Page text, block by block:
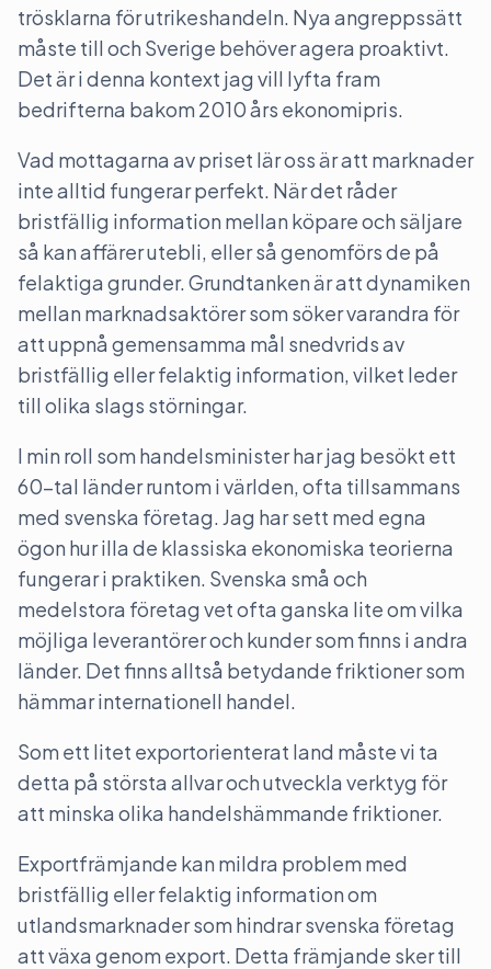
trösklarna för utrikeshandeln. Nya angreppssätt
måste till och Sverige behöver agera proaktivt.
Det är i denna kontext jag vill lyfta fram
bedrifterna bakom 2010 års ekonomipris.
Vad mottagarna av priset lär oss är att marknader
inte alltid fungerar perfekt. När det råder
bristfällig information mellan köpare och säljare
så kan affärer utebli, eller så genomförs de på
felaktiga grunder. Grundtanken är att dynamiken
mellan marknadsaktörer som söker varandra för
att uppnå gemensamma mål snedvrids av
bristfällig eller felaktig information, vilket leder
till olika slags störningar.
I min roll som handelsminister har jag besökt ett
60-tal länder runtom i världen, ofta tillsammans
med svenska företag. Jag har sett med egna
ögon hur illa de klassiska ekonomiska teorierna
fungerar i praktiken. Svenska små och
medelstora företag vet ofta ganska lite om vilka
möjliga leverantörer och kunder som finns i andra
länder. Det finns alltså betydande friktioner som
hämmar internationell handel.
Som ett litet exportorienterat land måste vi ta
detta på största allvar och utveckla verktyg för
att minska olika handelshämmande friktioner.
Exportfrämjande kan mildra problem med
bristfällig eller felaktig information om
utlandsmarknader som hindrar svenska företag
att växa genom export. Detta främjande sker till